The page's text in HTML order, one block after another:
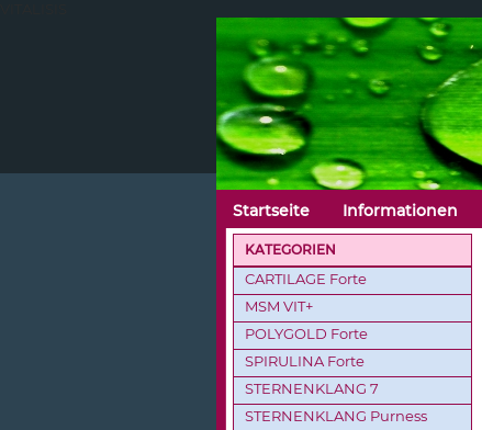
KATEGORIEN
CARTILAGE Forte
MSM VIT+
POLYGOLD Forte
SPIRULINA Forte
STERNENKLANG 7
STERNENKLANG Purness
Startseite Informationen